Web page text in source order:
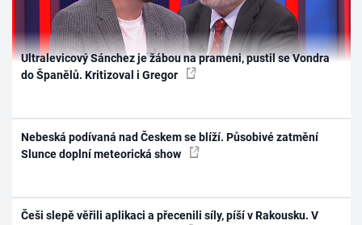
Ultralevicový Sánchez je žábou na prameni, pustil se Vondra
do Španělů. Kritizoval i Gregor
Nebeská podívaná nad Českem se blíží. Působivé zatmění
Slunce doplní meteorická show
Češi slepě věřili aplikaci a přecenili síly, píší v Rakousku. V